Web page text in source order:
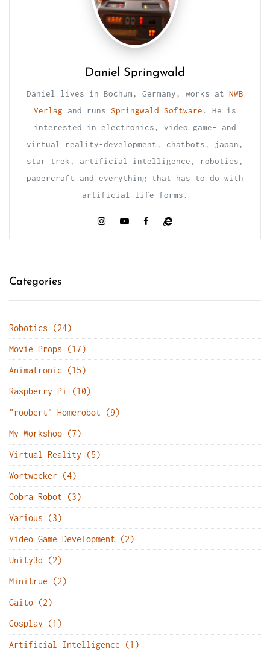
Daniel Springwald
Daniel lives in Bochum, Germany, works at NWB
Verlag and runs Springwald Software . He is
interested in electronics, video game- and
virtual reality-development, chatbots, japan,
star trek, artificial intelligence, robotics,
papercraft and everything that has to do with
artificial life forms.
Categories
Robotics (24)
Movie Props (17)
Animatronic (15)
Raspberry Pi (10)
"roobert" Homerobot (9)
My Workshop (7)
Virtual Reality (5)
Wortwecker (4)
Cobra Robot (3)
Various (3)
Video Game Development (2)
Unity3d (2)
Minitrue (2)
Gaito (2)
Cosplay (1)
Artificial Intelligence (1)